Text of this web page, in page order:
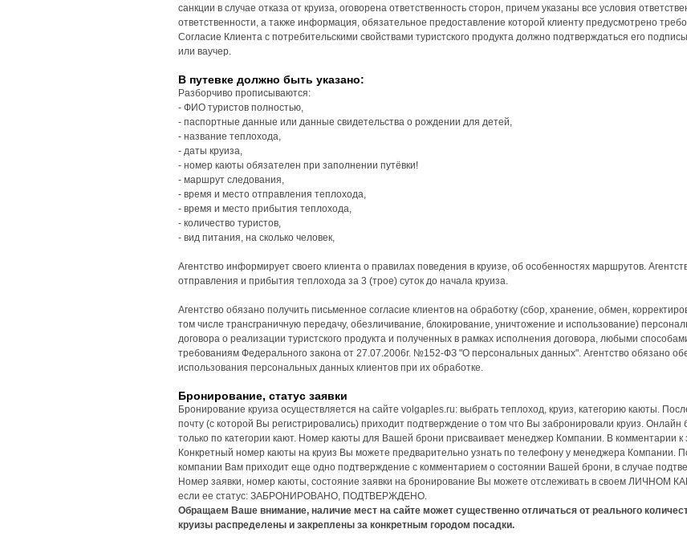
санкции в случае отказа от круиза, оговорена ответственность сторон, причем указаны все условия
ответственности, а также информация, обязательное предоставление которой клиенту предусмотрено
Согласие Клиента с потребительскими свойствами туристского продукта должно подтверждаться его
или ваучер.
В путевке должно быть указано:
Разборчиво прописываются:
- ФИО туристов полностью,
- паспортные данные или данные свидетельства о рождении для детей,
- название теплохода,
- даты круиза,
- номер каюты обязателен при заполнении путёвки!
- маршрут следования,
- время и место отправления теплохода,
- время и место прибытия теплохода,
- количество туристов,
- вид питания, на сколько человек,
Агентство информирует своего клиента о правилах поведения в круизе, об особенностях маршрутов.
отправления и прибытия теплохода за 3 (трое) суток до начала круиза.
Агентство обязано получить письменное согласие клиентов на обработку (сбор, хранение, обмен,
том числе трансграничную передачу, обезличивание, блокирование, уничтожение и использование)
договора о реализации туристского продукта и полученных в рамках исполнения договора, любыми
требованиям Федерального закона от 27.07.2006г. №152-ФЗ "О персональных данных". Агентство обязано
использования персональных данных клиентов при их обработке.
Бронирование, статус заявки
Бронирование круиза осуществляется на сайте volgaples.ru: выбрать теплоход, круиз, категорию каюты.
почту (с которой Вы регистрировались) приходит подтверждение о том что Вы забронировали круиз. Онлайн
только по категории кают. Номер каюты для Вашей брони присваивает менеджер Компании. В комментарии к
Конкретный номер каюты на круиз Вы можете предварительно узнать по телефону у менеджера Компании.
компании Вам приходит еще одно подтверждение с комментарием о состоянии Вашей брони, в случае
Номер заявки, номер каюты, состояние заявки на бронирование Вы можете отслеживать в своем ЛИЧНОМ
если ее статус: ЗАБРОНИРОВАНО, ПОДТВЕРЖДЕНО.
Обращаем Ваше внимание, наличие мест на сайте может существенно отличаться от реального
круизы распределены и закреплены за конкретным городом посадки.